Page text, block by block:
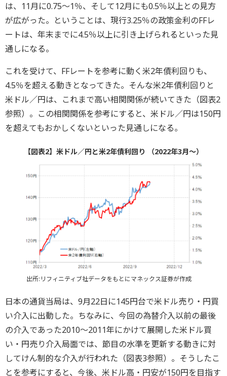
は、11月に0.75～1％、そして12月にも0.5％以上との見方
が広がった。ということは、現行3.25％の政策金利のFFレ
ートは、年末までに4.5％以上に引き上げられるといった見
通しになる。
これを受けて、FFレートを参考に動く米2年債利回りも、
4.5％を超える動きとなってきた。そんな米2年債利回りと
米ドル／円は、これまで高い相関関係が続いてきた（図表2
参照）。この相関関係を参考にすると、米ドル／円は150円
を超えてもおかしくないといった見通しになる。
【図表2】米ドル／円と米2年債利回り （2022年3月～）
出所:リフィニティブ社データをもとにマネックス証券が作成
日本の通貨当局は、9月22日に145円台で米ドル売り・円買
い介入に出動した。ちなみに、今回の為替介入以前の最後
の介入であった2010～2011年にかけて展開した米ドル買
い・円売り介入局面では、節目の水準を更新する動きに対
してけん制的な介入が行われた（図表3参照）。そうしたこ
とを参考にすると、今後、米ドル高・円安が150円を目指す